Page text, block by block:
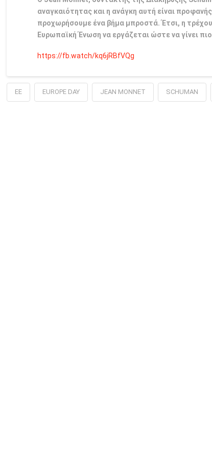
αναγκαιότητας και η ανάγκη αυτή είναι
προχωρήσουμε ένα βήμα μπροστά. Έτσι, η
Ευρωπαϊκή Ένωση να εργάζεται ώστε να γίνει
https://fb.watch/kq6jRBfVQg
EE EUROPE DAY JEAN MONNET SCHUMAN